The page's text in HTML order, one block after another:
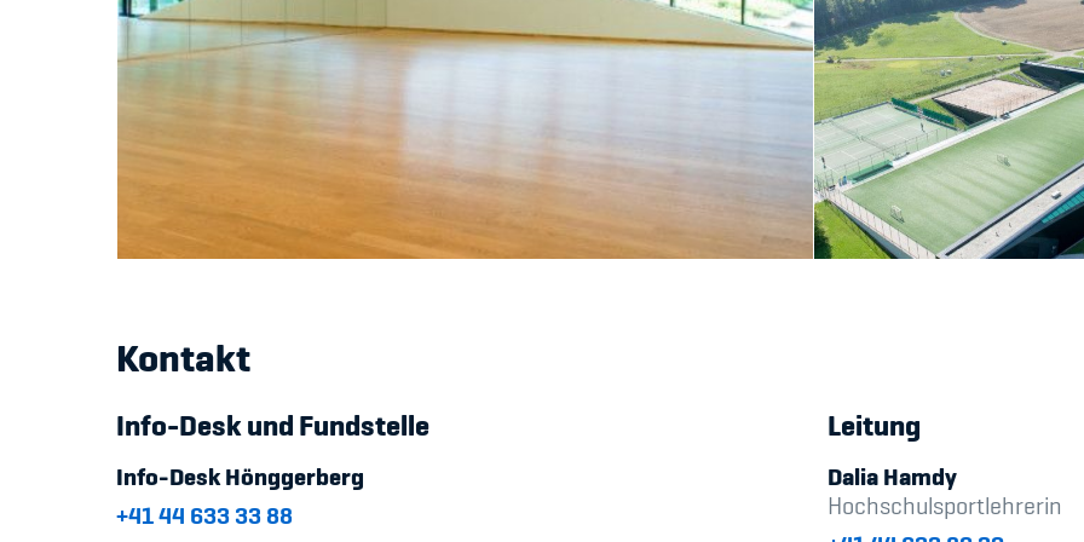
Kontakt
Info-Desk und Fundstelle
Info-Desk Hönggerberg
+41 44 633 33 88
Leitung
Dalia Hamdy
Hochschulsportlehrerin